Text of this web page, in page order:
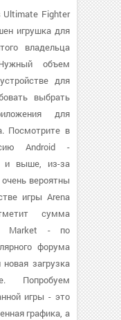
Ultimate Fighter
игрушка для
владельца
объем
для
выбрать
для
Посмотрите в
Android -
и выше, из-за
вероятны
игры Arena
сумма
Market - по
форума
загрузка
Попробуем
игры - это
графика, а